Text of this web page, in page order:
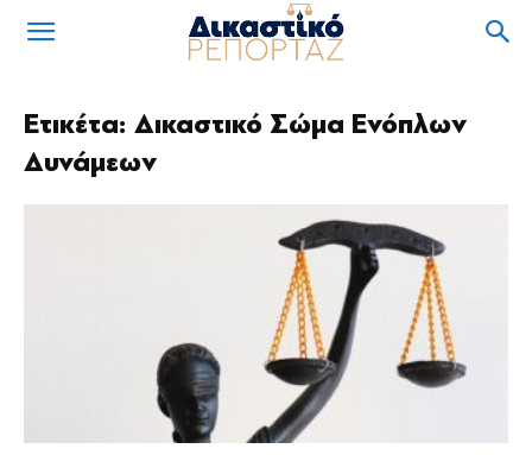
Ετικέτα: Δικαστικό Σώμα Ενόπλων
Δυνάμεων